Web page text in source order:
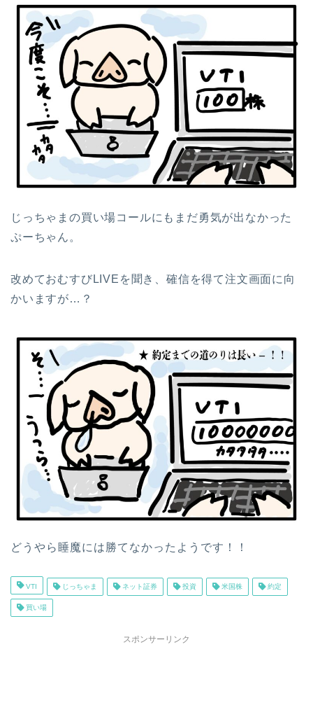
じっちゃまの買い場コールにもまだ勇気が出なかった
ぷーちゃん。
改めておむすびLIVEを聞き、確信を得て注文画面に向
かいますが…？
どうやら睡魔には勝てなかったようです！！
VTI じっちゃま ネット証券 投資 米国株 約定
買い場
スポンサーリンク